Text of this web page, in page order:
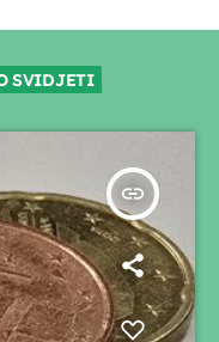
SVIDJETI
insert_link